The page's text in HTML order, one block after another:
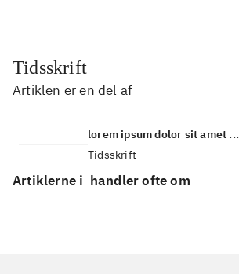
Tidsskrift
Artiklen er en del af
lorem ipsum dolor sit amet ...
Tidsskrift
Artiklerne i handler ofte om